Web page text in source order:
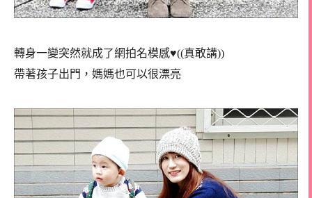
轉身一變突然就成了網拍名模感♥((真敢講))
帶著孩子出門，媽媽也可以很漂亮